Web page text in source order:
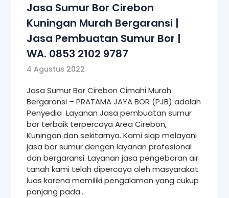
Jasa Sumur Bor Cirebon
Kuningan Murah Bergaransi |
Jasa Pembuatan Sumur Bor |
WA. 0853 2102 9787
4 Agustus 2022
Jasa Sumur Bor Cirebon Cimahi Murah
Bergaransi – PRATAMA JAYA BOR (PJB) adalah
Penyedia Layanan Jasa pembuatan sumur
bor terbaik terpercaya Area Cirebon,
Kuningan dan sekitarnya. Kami siap melayani
jasa bor sumur dengan layanan profesional
dan bergaransi. Layanan jasa pengeboran air
tanah kami telah dipercaya oleh masyarakat
luas karena memiliki pengalaman yang cukup
panjang pada…